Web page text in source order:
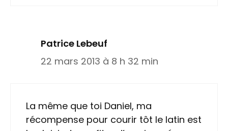
Patrice Lebeuf
22 mars 2013 à 8 h 32 min
La même que toi Daniel, ma
récompense pour courir tôt le latin est